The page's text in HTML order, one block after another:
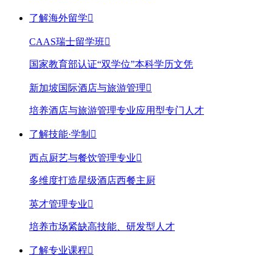
了解海外留学
CAAS瑞士留学班
国家教育部认证“双学位”本科学历文凭
新加坡国际酒店与旅游管理
培养酒店与旅游管理专业应用型专门人才
了解技能·学制 
西点厨艺与餐饮管理专业
多维度打造星级酒店西餐主厨
英才管理专业
培养市场紧缺高技能、研发型人才
了解专业课程